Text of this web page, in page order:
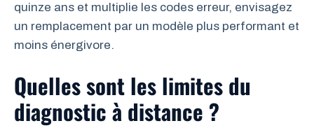
quinze ans et multiplie les codes erreur, envisagez
un remplacement par un modèle plus performant et
moins énergivore.
Quelles sont les limites du
diagnostic à distance ?